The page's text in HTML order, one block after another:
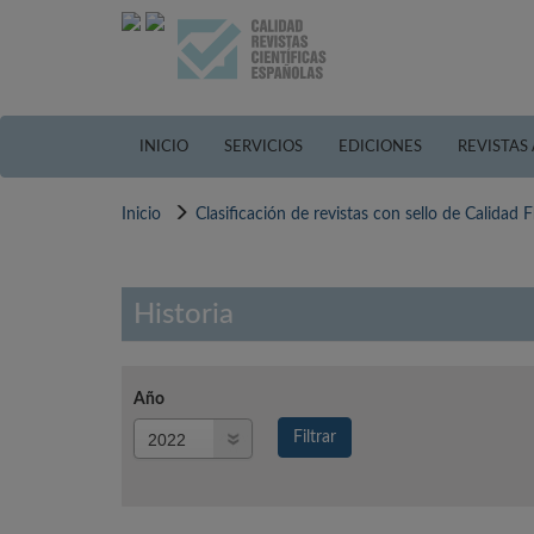
INICIO SERVICIOS EDICIONES
Inicio Clasificación de revistas con sello de Calidad
Historia
Año
Filtrar